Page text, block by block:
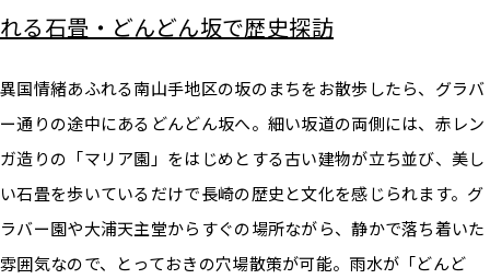
れる石畳・どんどん坂で歴史探訪
異国情緒あふれる南山手地区の坂のまちをお散歩したら、グラバ
ー通りの途中にあるどんどん坂へ。細い坂道の両側には、赤レン
ガ造りの「マリア園」をはじめとする古い建物が立ち並び、美し
い石畳を歩いているだけで長崎の歴史と文化を感じられます。グ
ラバー園や大浦天主堂からすぐの場所ながら、静かで落ち着いた
雰囲気なので、とっておきの穴場散策が可能。雨水が「どんど